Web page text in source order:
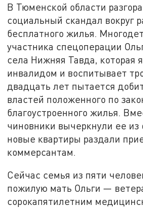
В Тюменской области
социальный скандал вокруг
бесплатного жилья.
участника спецоперации
села Нижняя Тавда, которая
инвалидом и воспитывает
двадцать лет пытается
властей положенного по
благоустроенного жилья.
чиновники вычеркнули ее из
новые квартиры раздали
коммерсантам.
Сейчас семья из пяти
пожилую мать Ольги —
сорокапятилетним